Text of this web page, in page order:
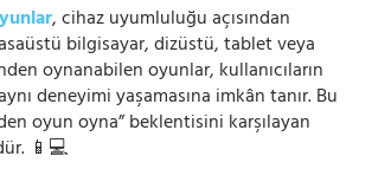
, cihaz uyumluluğu açısından
bilgisayar, dizüstü, tablet veya
oynanabilen oyunlar, kullanıcıların
deneyimi yaşamasına imkân tanır. Bu
oyun oyna” beklentisini karşılayan
📱💻